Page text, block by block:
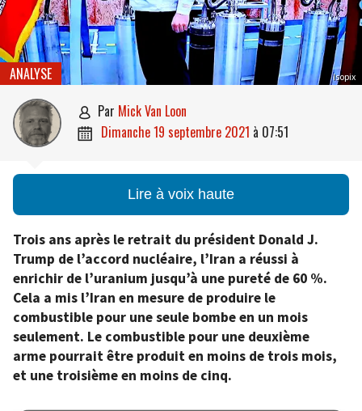
Isopix
ANALYSE
 par Mick Van Loon
 dimanche 19 septembre 2021 à 07:51
Lire à voix haute
Trois ans après le retrait du président Donald J.
Trump de l’accord nucléaire, l’Iran a réussi à
enrichir de l’uranium jusqu’à une pureté de 60 %.
Cela a mis l’Iran en mesure de produire le
combustible pour une seule bombe en un mois
seulement. Le combustible pour une deuxième
arme pourrait être produit en moins de trois mois,
et une troisième en moins de cinq.